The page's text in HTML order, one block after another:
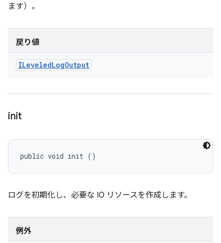
ます）。
戻り値
ILeveledLogOutput
init
public void init ()
ログを初期化し、必要な IO リソースを作成します。
例外